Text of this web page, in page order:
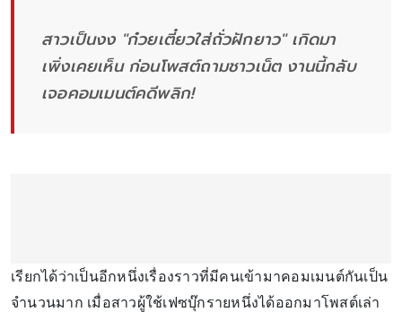
สาวเป็นงง "ก๋วยเตี๋ยวใส่ถั่วฝักยาว" เกิดมา
เพิ่งเคยเห็น ก่อนโพสต์ถามชาวเน็ต งานนี้กลับ
เจอคอมเมนต์คดีพลิก!
เรียกได้ว่าเป็นอีกหนึ่งเรื่องราวที่มีคนเข้ามาคอมเมนต์กันเป็น
จำนวนมาก เมื่อสาวผู้ใช้เฟซบุ๊กรายหนึ่งได้ออกมาโพสต์เล่า